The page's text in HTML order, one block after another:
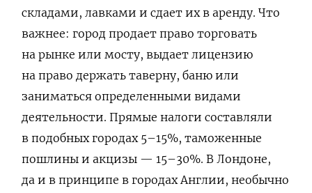
складами, лавками и сдает их в аренду. Что
важнее: город продает право торговать
на рынке или мосту, выдает лицензию
на право держать таверну, баню или
заниматься определенными видами
деятельности. Прямые налоги составляли
в подобных городах 5–15%, таможенные
пошлины и акцизы — 15–30%. В Лондоне,
да и в принципе в городах Англии, необычно